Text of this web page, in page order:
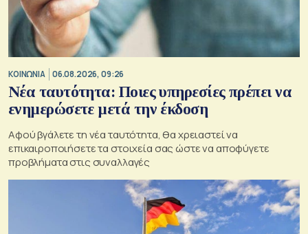
ΚΟΙΝΩΝΙΑ 06.08.2026, 09:26
Νέα ταυτότητα: Ποιες υπηρεσίες πρέπει να
ενημερώσετε μετά την έκδοση
Αφού βγάλετε τη νέα ταυτότητα, θα χρειαστεί να
επικαιροποιήσετε τα στοιχεία σας ώστε να αποφύγετε
προβλήματα στις συναλλαγές